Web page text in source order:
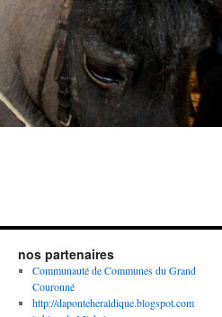
nos partenaires
Communauté de Communes du Grand
Couronné
http://daponteheraldique.blogspot.com